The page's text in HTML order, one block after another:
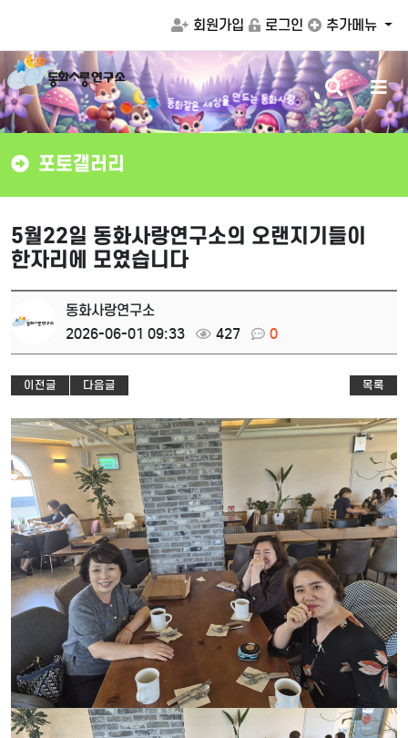
회원가입 로그인 추가메뉴
동화같은 세상을 만드는 동화사랑 검
색
버
튼
메
뉴
버
튼
포토갤러리
5월22일 동화사랑연구소의 오랜지기들이
한자리에 모였습니다
동화사랑연구소
2026-06-01 09:33
427 0
이전글 다음글 목록